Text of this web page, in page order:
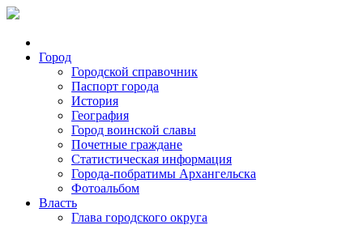
Город
Городской справочник
Паспорт города
История
География
Город воинской славы
Почетные граждане
Статистическая информация
Города-побратимы Архангельска
Фотоальбом
Власть
Глава городского округа